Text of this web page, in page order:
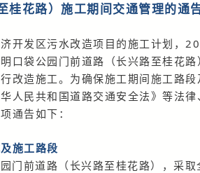
桂花路）施工期间交通管理的通
开发区污水改造项目的施工计划，
口袋公园门前道路（长兴路至桂花
改造施工。为确保施工期间施工路
人民共和国道路交通安全法》等法
通告如下：
施工路段
门前道路（长兴路至桂花路），采取